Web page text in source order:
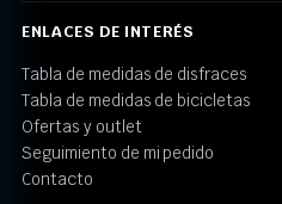
ENLACES DE INTERÉS
Tabla de medidas de disfraces
Tabla de medidas de bicicletas
Ofertas y outlet
Seguimiento de mi pedido
Contacto